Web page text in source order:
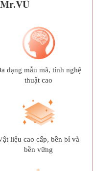
dạng mẫu mã, tính nghệ
thuật cao
liệu cao cấp, bền bỉ và
bền vững